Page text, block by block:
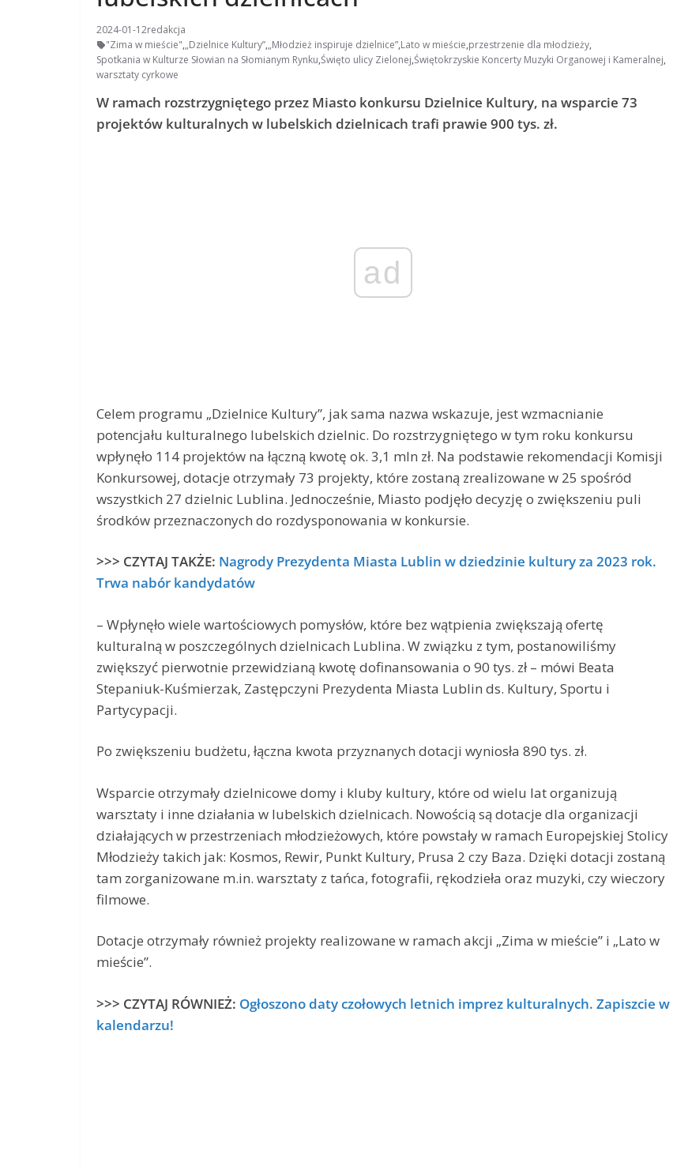
2024-01-12redakcja
"Zima w mieście",„Dzielnice Kultury”,„Młodzież inspiruje dzielnice”,Lato w mieście,przestrzenie dla młodzieży,
Spotkania w Kulturze Słowian na Słomianym Rynku,Święto ulicy Zielonej,Świętokrzyskie Koncerty Muzyki Organowej i Kameralnej,
warsztaty cyrkowe
W ramach rozstrzygniętego przez Miasto konkursu Dzielnice Kultury, na wsparcie 73
projektów kulturalnych w lubelskich dzielnicach trafi prawie 900 tys. zł.
ad
Celem programu „Dzielnice Kultury”, jak sama nazwa wskazuje, jest wzmacnianie
potencjału kulturalnego lubelskich dzielnic. Do rozstrzygniętego w tym roku konkursu
wpłynęło 114 projektów na łączną kwotę ok. 3,1 mln zł. Na podstawie rekomendacji Komisji
Konkursowej, dotacje otrzymały 73 projekty, które zostaną zrealizowane w 25 spośród
wszystkich 27 dzielnic Lublina. Jednocześnie, Miasto podjęło decyzję o zwiększeniu puli
środków przeznaczonych do rozdysponowania w konkursie.
>>> CZYTAJ TAKŻE: Nagrody Prezydenta Miasta Lublin w dziedzinie kultury za 2023 rok.
Trwa nabór kandydatów
– Wpłynęło wiele wartościowych pomysłów, które bez wątpienia zwiększają ofertę
kulturalną w poszczególnych dzielnicach Lublina. W związku z tym, postanowiliśmy
zwiększyć pierwotnie przewidzianą kwotę dofinansowania o 90 tys. zł – mówi Beata
Stepaniuk-Kuśmierzak, Zastępczyni Prezydenta Miasta Lublin ds. Kultury, Sportu i
Partycypacji.
Po zwiększeniu budżetu, łączna kwota przyznanych dotacji wyniosła 890 tys. zł.
Wsparcie otrzymały dzielnicowe domy i kluby kultury, które od wielu lat organizują
warsztaty i inne działania w lubelskich dzielnicach. Nowością są dotacje dla organizacji
działających w przestrzeniach młodzieżowych, które powstały w ramach Europejskiej Stolicy
Młodzieży takich jak: Kosmos, Rewir, Punkt Kultury, Prusa 2 czy Baza. Dzięki dotacji zostaną
tam zorganizowane m.in. warsztaty z tańca, fotografii, rękodzieła oraz muzyki, czy wieczory
filmowe.
Dotacje otrzymały również projekty realizowane w ramach akcji „Zima w mieście” i „Lato w
mieście”.
>>> CZYTAJ RÓWNIEŻ: Ogłoszono daty czołowych letnich imprez kulturalnych. Zapiszcie w
kalendarzu!